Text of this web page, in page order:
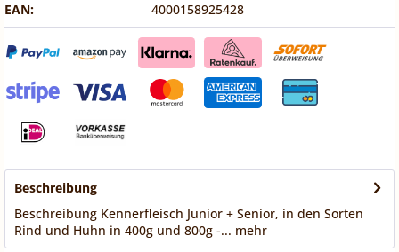
EAN:
4000158925428
Beschreibung
Beschreibung Kennerfleisch Junior + Senior, in den Sorten
Rind und Huhn in 400g und 800g -... mehr